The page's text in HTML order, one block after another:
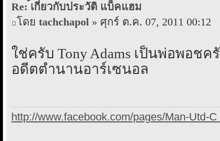
Re: ้เกี่ยวกับประวัติ แบ็คแฮม
โดย tachchapol » ศุกร์ ต.ค. 07, 2011 00:12
ใช่ครับ Tony Adams เป็นพ่อพอชค
อดีตตำนานอาร์เซนอล
http://www.facebook.com/pages/Man-Utd-